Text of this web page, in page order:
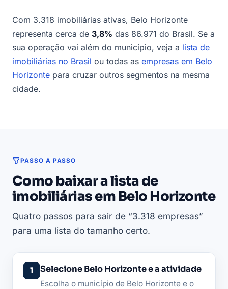
Com 3.318 imobiliárias ativas, Belo Horizonte
representa cerca de 3,8% das 86.971 do Brasil. Se a
sua operação vai além do município, veja a lista de
imobiliárias no Brasil ou todas as empresas em Belo
Horizonte para cruzar outros segmentos na mesma
cidade.
PASSO A PASSO
Como baixar a lista de
imobiliárias em Belo Horizonte
Quatro passos para sair de “3.318 empresas”
para uma lista do tamanho certo.
Selecione Belo Horizonte e a atividade
Escolha o município de Belo Horizonte e o